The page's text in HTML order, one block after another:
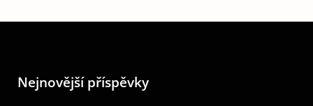
Nejnovější příspěvky